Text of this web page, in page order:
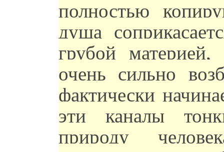
полностью
душа
грубой
очень сильно
фактически
эти каналы
природу